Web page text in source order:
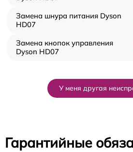
Замена шнура питания Dyson
HD07
Замена кнопок управления
Dyson HD07
У меня другая
Гарантийные